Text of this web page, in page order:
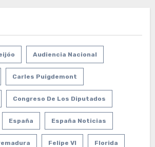
Audiencia Nacional
Carles Puigdemont
Congreso De Los Diputados
España España Noticias
Felipe VI Florida